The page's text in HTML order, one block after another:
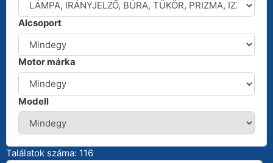
Alcsoport
Motor márka
Modell
Találatok száma: 116